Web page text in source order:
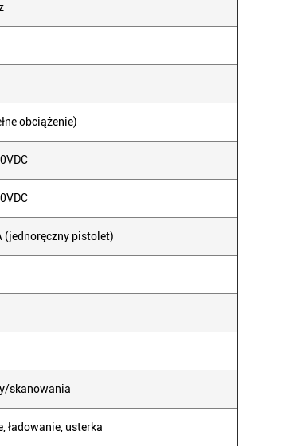
obciążenie)
(jednoręczny pistolet)
skanowania
ładowanie, usterka